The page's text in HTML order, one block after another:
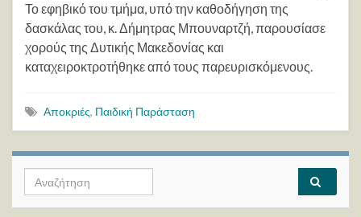
Το εφηβικό του τμήμα, υπό την καθοδήγηση της
δασκάλας του, κ. Δήμητρας Μπουναρτζή, παρουσίασε
χορούς της Δυτικής Μακεδονίας και
καταχειροκτροτήθηκε από τους παρευρισκόμενους.
Αποκριές, Παιδική Παράσταση
Search for: